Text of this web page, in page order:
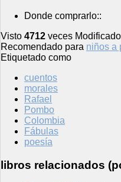
Donde comprarlo::
Visto 4712 veces
Recomendado para niños a
Etiquetado como
cuentos
morales
Rafael
Pombo
Colombia
Fábulas
poesía
libros relacionados